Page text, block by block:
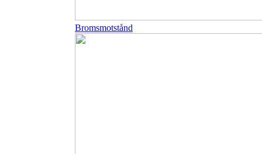
Bromsmotstånd